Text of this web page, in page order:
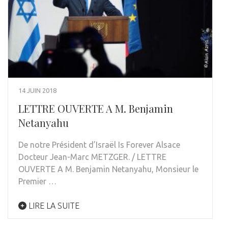
14 JUIN 2018
LETTRE OUVERTE A M. Benjamin
Netanyahu
De notre Président d’Israël Is Forever Alsace
Docteur Jean-Marc METZGER. / LETTRE
OUVERTE A M. Benjamin Netanyahu, Monsieur le
Premier …
LIRE LA SUITE